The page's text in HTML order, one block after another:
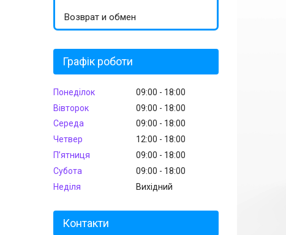
Возврат и обмен
Графік роботи
Понеділок 09:00
18:00
Вівторок
09:00
18:00
Середа
09:00
18:00
Четвер
12:00
18:00
Пʼятниця
09:00
18:00
Субота
09:00
18:00
Неділя
Вихідний
Контакти